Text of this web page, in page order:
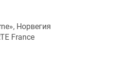
Норвегия
France